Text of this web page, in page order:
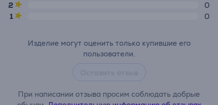
2
0
1
0
Изделие могут оценить только купившие его
пользователи.
При написании отзыва просим соблюдать добрые